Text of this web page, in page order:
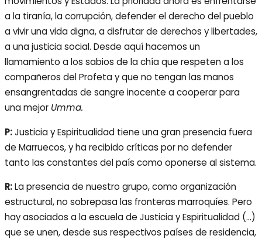
a la tiranía, la corrupción, defender el derecho del pueblo
a vivir una vida digna, a disfrutar de derechos y libertades,
a una justicia social. Desde aquí hacemos un
llamamiento a los sabios de la chía que respeten a los
compañeros del Profeta y que no tengan las manos
ensangrentadas de sangre inocente a cooperar para
una mejor Umma.
P:Justicia y Espiritualidad tiene una gran presencia fuera
de Marruecos, y ha recibido críticas por no defender
tanto las constantes del país como oponerse al sistema.
R:La presencia de nuestro grupo, como organización
estructural, no sobrepasa las fronteras marroquíes. Pero
hay asociados a la escuela de Justicia y Espiritualidad (…)
que se unen, desde sus respectivos países de residencia,